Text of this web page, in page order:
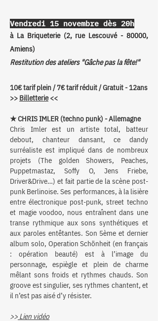
Vendredi 15 novembre dès 20h
à La Briqueterie (2, rue Lescouvé - 80000,
Amiens)
Restitution des ateliers "Gâche pas la fête!"
10€ tarif plein / 7€ tarif réduit / Gratuit - 12ans
>> Billetterie<<
★ CHRIS IMLER (techno punk) - Allemagne
Chris Imler est un artiste total, batteur
debout, chanteur dansant, ce dandy
surréaliste est impliqué dans de nombreux
projets (The golden Showers, Peaches,
Puppetmastaz, Soffy O, Jens Friebe,
Driver&Drive…) et fait partie de la scène post-
punk Berlinoise. Ses performances, à la lisière
entre électronique post-punk, street techno
et magie voodoo, nous entraînent dans une
transe rythmique aux sons synthétiques et
aux paroles entêtantes. Son 5ème et dernier
album solo, Operation Schönheit (en français
: opération beauté) est à l’image du
personnage, espiègle et plein de charme
mêlant sons froids et rythmes chauds. Son
groove est singulier, ses rythmes chantent, et
il n’est pas aisé d’y résister.
>> Lien vidéo